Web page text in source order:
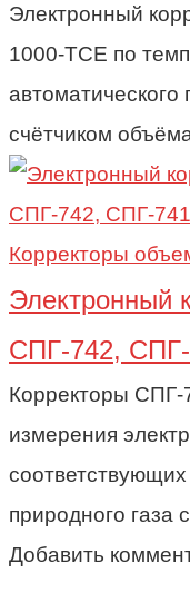
Электронный
1000-TCE по
счётчиком
Корректоры
Электронный
СПГ-742,
Корректоры СПГ-
измерения
природного газа
Добавить